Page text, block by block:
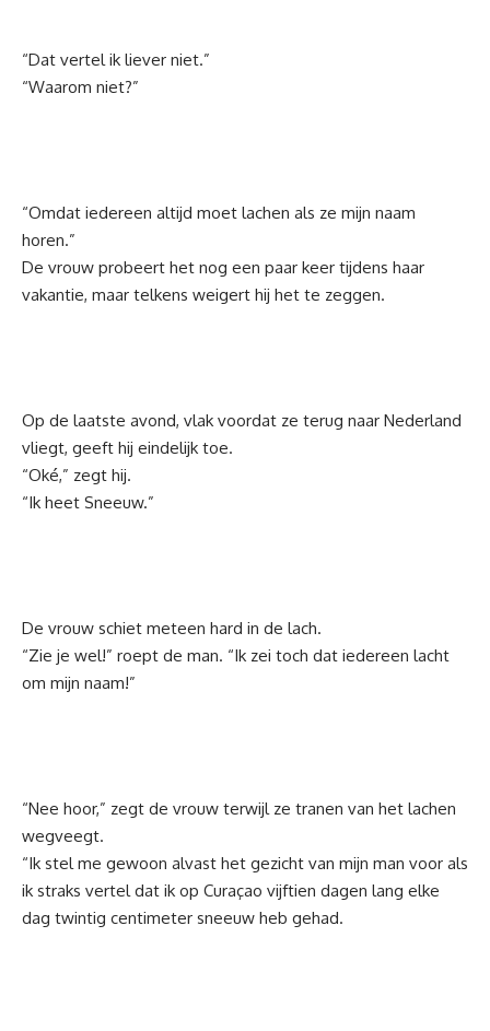
“Dat vertel ik liever niet.”
“Waarom niet?”
“Omdat iedereen altijd moet lachen als ze mijn naam
horen.”
De vrouw probeert het nog een paar keer tijdens haar
vakantie, maar telkens weigert hij het te zeggen.
Op de laatste avond, vlak voordat ze terug naar Nederland
vliegt, geeft hij eindelijk toe.
“Oké,” zegt hij.
“Ik heet Sneeuw.”
De vrouw schiet meteen hard in de lach.
“Zie je wel!” roept de man. “Ik zei toch dat iedereen lacht
om mijn naam!”
“Nee hoor,” zegt de vrouw terwijl ze tranen van het lachen
wegveegt.
“Ik stel me gewoon alvast het gezicht van mijn man voor als
ik straks vertel dat ik op Curaçao vijftien dagen lang elke
dag twintig centimeter sneeuw heb gehad.